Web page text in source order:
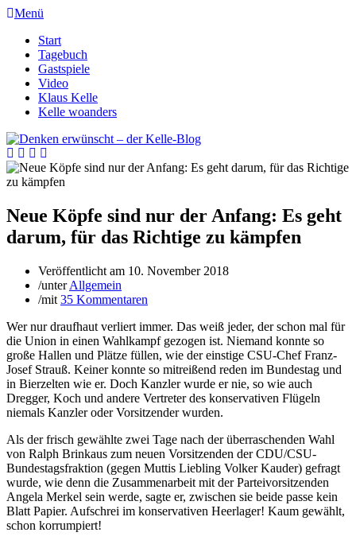
Menü
Start
Tagebuch
Gastspiele
Video
Klaus Kelle
Kelle woanders
Neue Köpfe sind nur der Anfang: Es geht
darum, für das Richtige zu kämpfen
Veröffentlicht am 10. November 2018
/unterAllgemein
/mit 35 Kommentaren
Wer nur draufhaut verliert immer. Das weiß jeder, der schon mal für
die Union in einen Wahlkampf gezogen ist. Niemand konnte so
große Hallen und Plätze füllen, wie der einstige CSU-Chef Franz-
Josef Strauß. Keiner konnte so mitreißend reden im Bundestag und
in Bierzelten wie er. Doch Kanzler wurde er nie, so wie auch
Dregger, Koch und andere Vertreter des konservativen Flügeln
niemals Kanzler oder Vorsitzender wurden.
Als der frisch gewählte zwei Tage nach der überraschenden Wahl
von Ralph Brinkaus zum neuen Vorsitzenden der CDU/CSU-
Bundestagsfraktion (gegen Muttis Liebling Volker Kauder) gefragt
wurde, wie denn die Zusammenarbeit mit der Parteivorsitzenden
Angela Merkel sein werde, sagte er, zwischen sie beide passe kein
Blatt Papier. Aufschrei im konservativen Heerlager! Kaum gewählt,
schon korrumpiert!